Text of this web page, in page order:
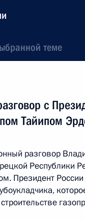
теме
с
Тайипом
разговор
Республики
Президент России